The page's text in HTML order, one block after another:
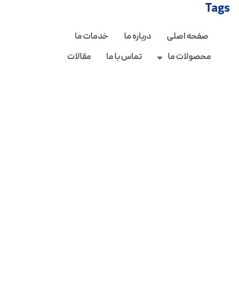
Tags
صفحه اصلی درباره ما
خدمات ما
محصولات ما
تماس با ما مقالات